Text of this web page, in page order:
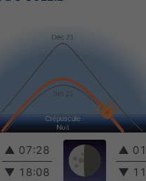
▲ 07:28
▼ 18:08
▲
▼